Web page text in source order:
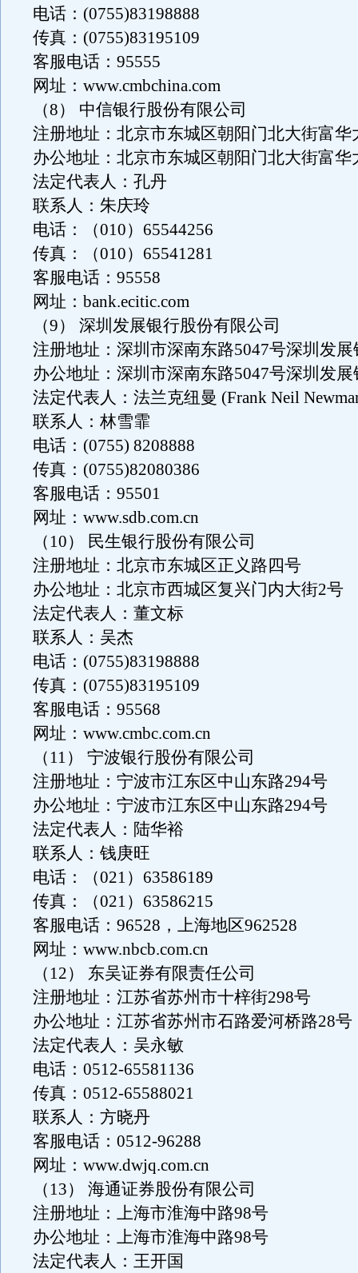
电话：(0755)83198888
传真：(0755)83195109
客服电话：95555
网址：www.cmbchina.com
（8） 中信银行股份有限公司
注册地址：北京市东城区朝阳门北大街富华
办公地址：北京市东城区朝阳门北大街富华
法定代表人：孔丹
联系人：朱庆玲
电话：（010）65544256
传真：（010）65541281
客服电话：95558
网址：bank.ecitic.com
（9） 深圳发展银行股份有限公司
注册地址：深圳市深南东路5047号深圳发
办公地址：深圳市深南东路5047号深圳发
法定代表人：法兰克纽曼 (Frank Neil
联系人：林雪霏
电话：(0755) 8208888
传真：(0755)82080386
客服电话：95501
网址：www.sdb.com.cn
（10） 民生银行股份有限公司
注册地址：北京市东城区正义路四号
办公地址：北京市西城区复兴门内大街2号
法定代表人：董文标
联系人：吴杰
电话：(0755)83198888
传真：(0755)83195109
客服电话：95568
网址：www.cmbc.com.cn
（11） 宁波银行股份有限公司
注册地址：宁波市江东区中山东路294号
办公地址：宁波市江东区中山东路294号
法定代表人：陆华裕
联系人：钱庚旺
电话：（021）63586189
传真：（021）63586215
客服电话：96528，上海地区962528
网址：www.nbcb.com.cn
（12） 东吴证券有限责任公司
注册地址：江苏省苏州市十梓街298号
办公地址：江苏省苏州市石路爱河桥路28号
法定代表人：吴永敏
电话：0512-65581136
传真：0512-65588021
联系人：方晓丹
客服电话：0512-96288
网址：www.dwjq.com.cn
（13） 海通证券股份有限公司
注册地址：上海市淮海中路98号
办公地址：上海市淮海中路98号
法定代表人：王开国